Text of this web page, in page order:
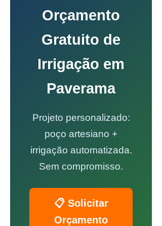
Orçamento
Gratuito de
Irrigação em
Paverama
Projeto personalizado:
poço artesiano +
irrigação automatizada.
Sem compromisso.
📋 Solicitar
Orçamento